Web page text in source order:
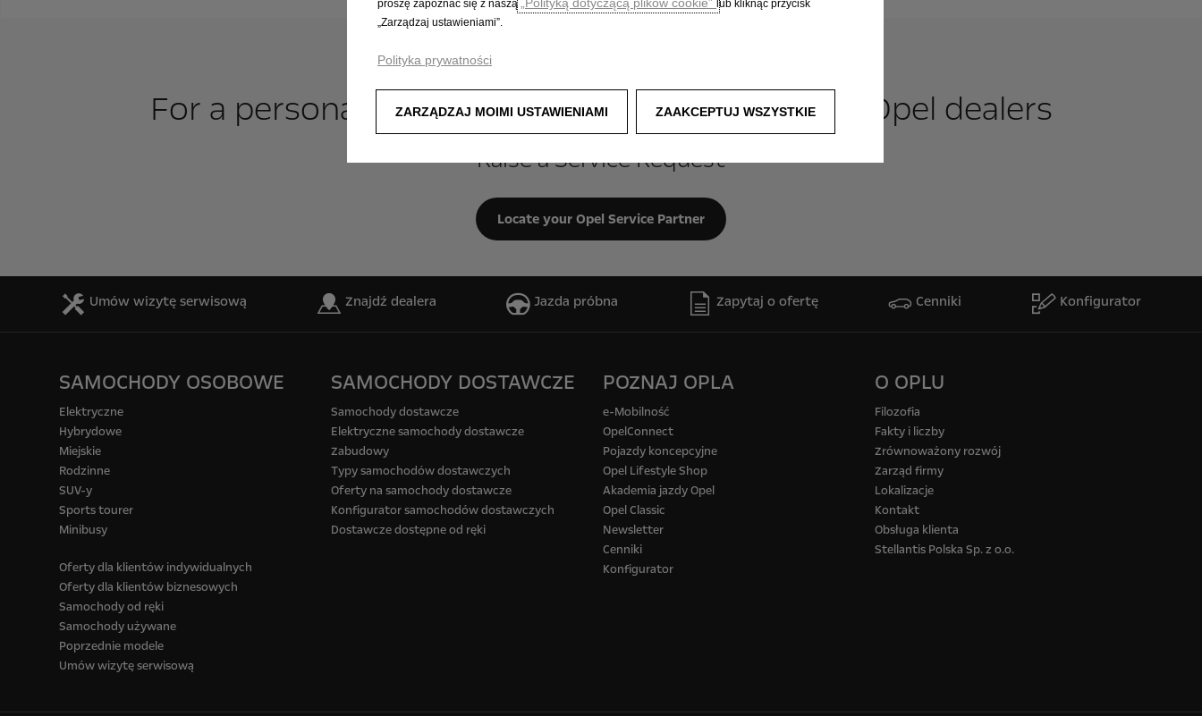
For a personal consultation contact one of our Opel dealers
Raise a Service Request
Locate your Opel Service Partner
Umów wizytę serwisową Znajdź dealera Jazda próbna Zapytaj o ofertę Cenniki Konfigurator
SAMOCHODY OSOBOWE
Elektryczne
Hybrydowe
Miejskie
Rodzinne
SUV-y
Sports tourer
Minibusy
Oferty dla klientów indywidualnych
Oferty dla klientów biznesowych
Samochody od ręki
Samochody używane
Poprzednie modele
Umów wizytę serwisową
SAMOCHODY DOSTAWCZE
Samochody dostawcze
Elektryczne samochody dostawcze
Zabudowy
Typy samochodów dostawczych
Oferty na samochody dostawcze
Konfigurator samochodów dostawczych
Dostawcze dostępne od ręki
POZNAJ OPLA
e-Mobilność
OpelConnect
Pojazdy koncepcyjne
Opel Lifestyle Shop
Akademia jazdy Opel
Opel Classic
Newsletter
Cenniki
Konfigurator
O OPLU
Filozofia
Fakty i liczby
Zrównoważony rozwój
Zarząd firmy
Lokalizacje
Kontakt
Obsługa klienta
Stellantis Polska Sp. z o.o.
proszę zapoznać się z naszą
lub kliknąć przycisk
„Zarządzaj ustawieniami”.
Polityka prywatności
ZARZĄDZAJ MOIMI USTAWIENIAMI ZAAKCEPTUJ WSZYSTKIE